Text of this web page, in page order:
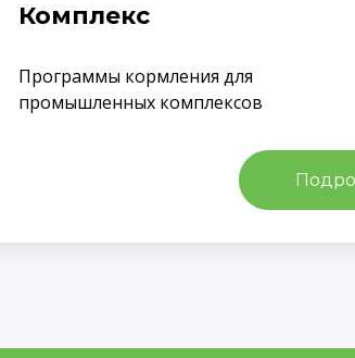
Комплекс
Программы кормления для
промышленных комплексов